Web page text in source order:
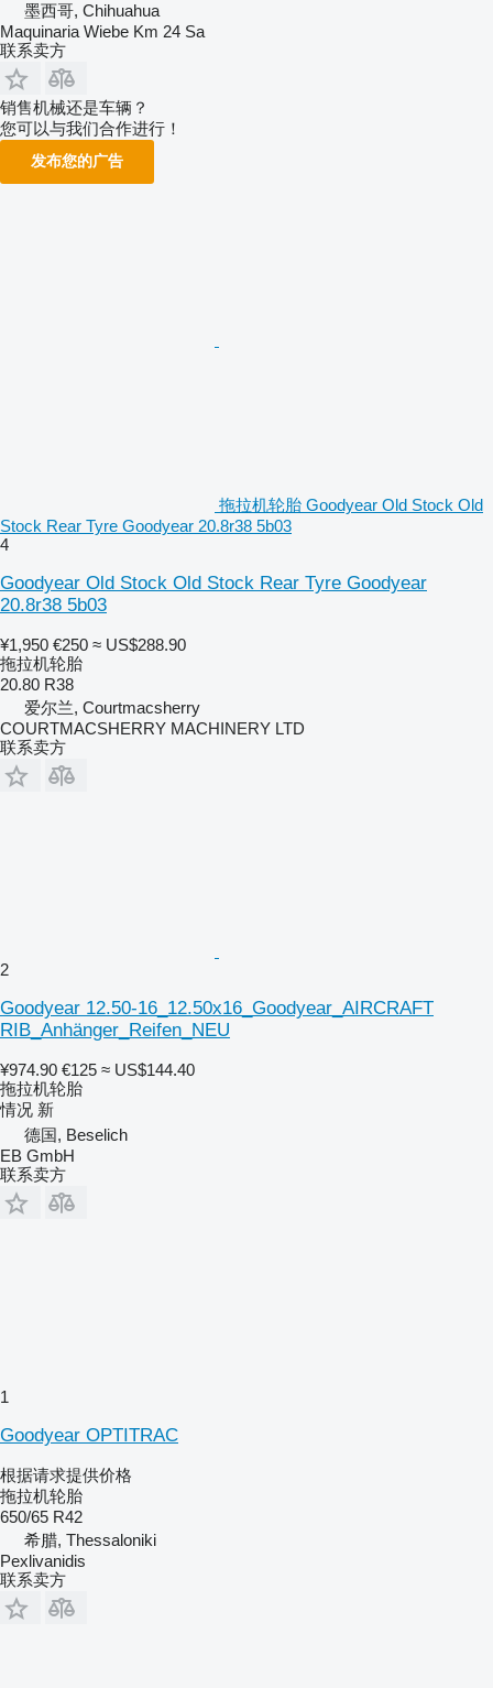
墨西哥, Chihuahua
Maquinaria Wiebe Km 24 Sa
联系卖方
销售机械还是车辆？
您可以与我们合作进行！
发布您的广告
拖拉机轮胎 Goodyear Old Stock Old
Stock Rear Tyre Goodyear 20.8r38 5b03
4
Goodyear Old Stock Old Stock Rear Tyre Goodyear
20.8r38 5b03
¥1,950 €250 ≈ US$288.90
拖拉机轮胎
20.80 R38
爱尔兰, Courtmacsherry
COURTMACSHERRY MACHINERY LTD
联系卖方
2
Goodyear 12.50-16_12.50x16_Goodyear_AIRCRAFT
RIB_Anhänger_Reifen_NEU
¥974.90 €125 ≈ US$144.40
拖拉机轮胎
情况 新
德国, Beselich
EB GmbH
联系卖方
1
Goodyear OPTITRAC
根据请求提供价格
拖拉机轮胎
650/65 R42
希腊, Thessaloniki
Pexlivanidis
联系卖方